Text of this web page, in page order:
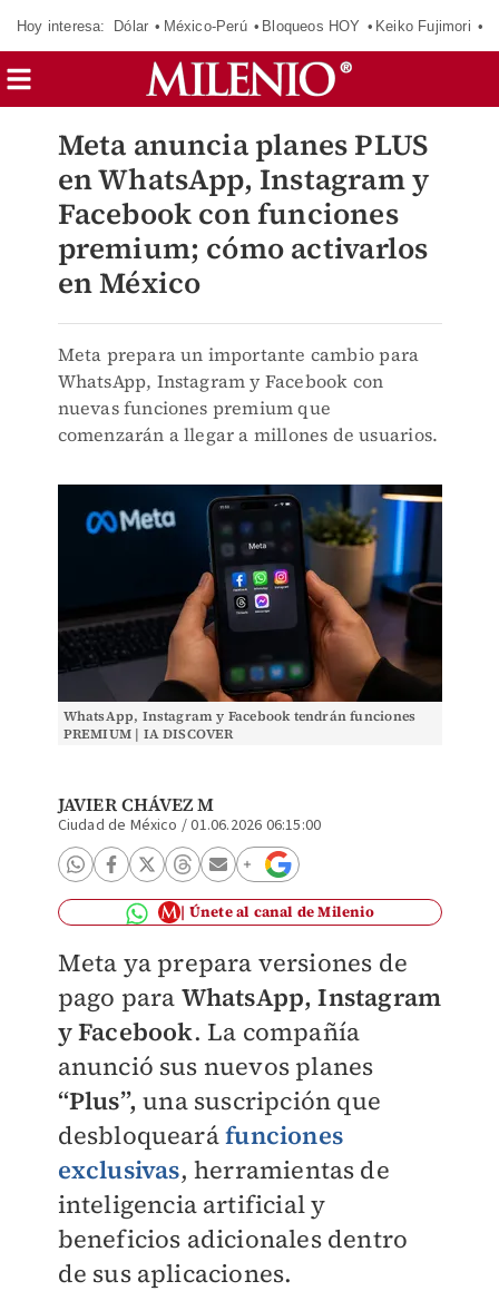
Hoy interesa: Dólar México-Perú Bloqueos HOY Keiko Fujimori
Meta anuncia planes PLUS
en WhatsApp, Instagram y
Facebook con funciones
premium; cómo activarlos
en México
Meta prepara un importante cambio para
WhatsApp, Instagram y Facebook con
nuevas funciones premium que
comenzarán a llegar a millones de usuarios.
WhatsApp, Instagram y Facebook tendrán funciones
PREMIUM | IA DISCOVER
JAVIER CHÁVEZ M
Ciudad de México /01.06.2026 06:15:00
Únete al canal de Milenio
Meta ya prepara versiones de
pago para WhatsApp, Instagram
y Facebook. La compañía
anunció sus nuevos planes
“Plus”, una suscripción que
desbloquearáfunciones
exclusivas, herramientas de
inteligencia artificial y
beneficios adicionales dentro
de sus aplicaciones.